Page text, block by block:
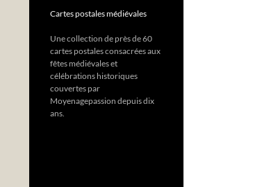
Cartes postales médiévales
Une collection de près de 60
cartes postales consacrées aux
fêtes médiévales et
célébrations historiques
couvertes par
Moyenagepassion depuis dix
ans.